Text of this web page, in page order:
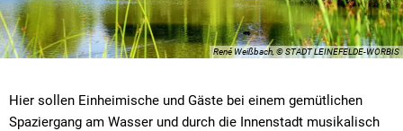
René Weißbach, © STADT LEINEFELDE-WORBIS
Hier sollen Einheimische und Gäste bei einem gemütlichen
Spaziergang am Wasser und durch die Innenstadt musikalisch